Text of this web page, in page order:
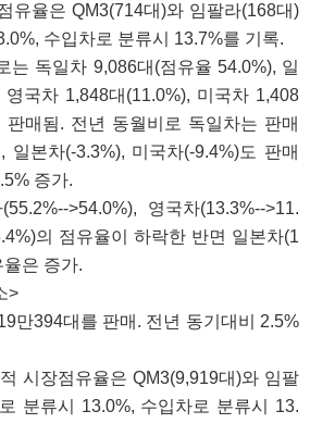
유율은 QM3(714대)와 임팔라(168대)
수입차로 분류시 13.7%를 기록.
는 독일차 9,086대(점유율 54.0%), 일
영국차 1,848대(11.0%), 미국차 1,408
매됨. 전년 동월비로 독일차는 판매
일본차(-3.3%), 미국차(-9.4%)도 판매
증가.
>54.0%), 영국차(13.3%-->11.
의 점유율이 하락한 반면 일본차(1
은 증가.
>
만394대를 판매. 전년 동기대비 2.5%
시장점유율은 QM3(9,919대)와 임팔
분류시 13.0%, 수입차로 분류시 13.